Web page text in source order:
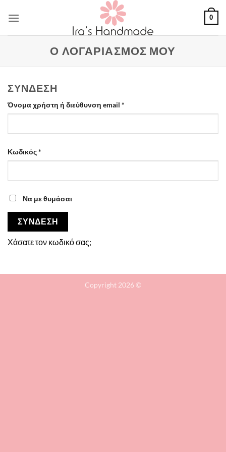
στο
0
Ο ΛΟΓΑΡΙΑΣΜΌΣ ΜΟΥ
ΣΎΝΔΕΣΗ
Όνομα χρήστη ή διεύθυνση email *
Κωδικός*
Να με θυμάσαι
ΣΎΝΔΕΣΗ
Χάσατε τον κωδικό σας;
Copyright 2026 ©